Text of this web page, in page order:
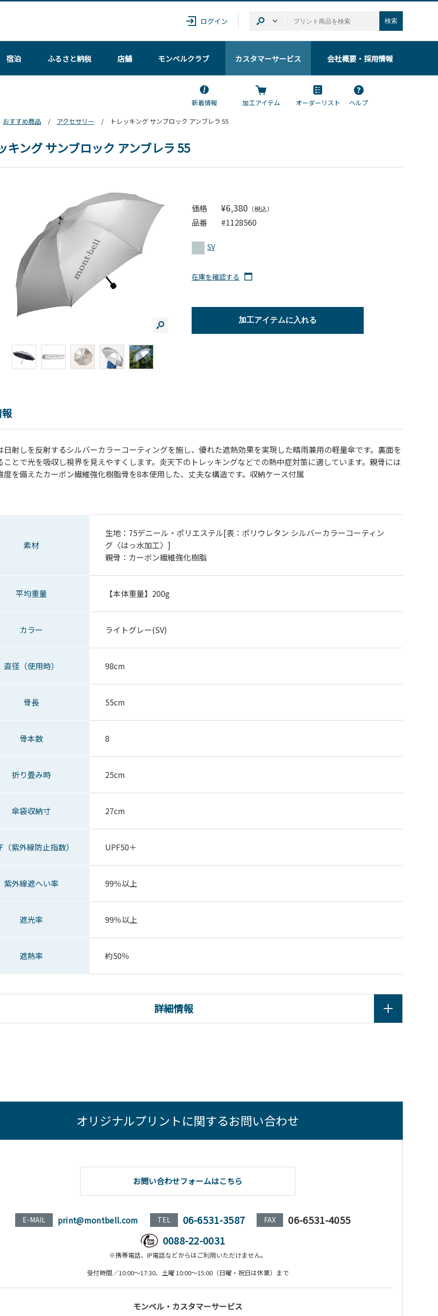
ログイン 検索
宿泊 ふるさと納税 店舗 モンベルクラブ カスタマーサービス 会社概要・採用情報
新着情報 加工アイテム オーダーリスト
ヘルプ
おすすめ商品
アクセサリー トレッキング サンブロック アンブレラ 55
キング サンブロック アンブレラ 55
価格 ¥6,380 （税込）
品番 #1128560
SV
在庫を確認する
加工アイテムに入れる
日射しを反射するシルバーカラーコーティングを施し、優れた遮熱効果を実現した晴雨兼用の軽量傘です。裏面を
ことで光を吸収し視界を見えやすくします。炎天下のトレッキングなどでの熱中症対策に適しています。親骨には
度を備えたカーボン繊維強化樹脂骨を8本使用した、丈夫な構造です。収納ケース付属
素材
生地：75デニール・ポリエステル[表：ポリウレタン シルバーカラーコーティン
グ〈はっ水加工〉]
親骨：カーボン繊維強化樹脂
平均重量 【本体重量】200g
カラー ライトグレー(SV)
直径（使用時） 98cm
骨長 55cm
骨本数 8
折り畳み時 25cm
傘袋収納寸 27cm
（紫外線防止指数） UPF50＋
紫外線遮へい率 99％以上
遮光率 99％以上
遮熱率 約50％
詳細情報
オリジナルプリントに関するお問い合わせ
お問い合わせフォームはこちら
E-MAIL print@montbell.com TEL 06-6531-3587 FAX
06-6531-4055
0088-22-0031
※携帯電話、IP電話などからはご利用いただけません。
受付時間／10:00～17:30、土曜 10:00～15:00（日曜・祝日は休業）まで
モンベル・カスタマーサービス